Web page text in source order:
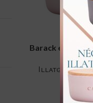
ADD TO CART
Barack és
Illatgyertyák
7,700